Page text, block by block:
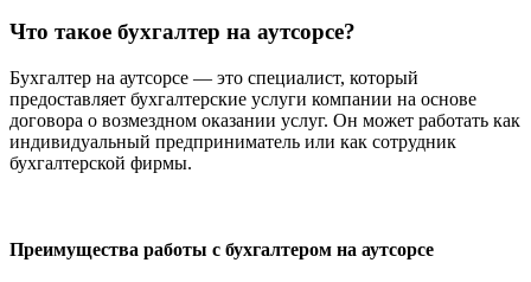
Что такое бухгалтер на аутсорсе?
Бухгалтер на аутсорсе — это специалист, который
предоставляет бухгалтерские услуги компании на основе
договора о возмездном оказании услуг. Он может работать как
индивидуальный предприниматель или как сотрудник
бухгалтерской фирмы.
Преимущества работы с бухгалтером на аутсорсе